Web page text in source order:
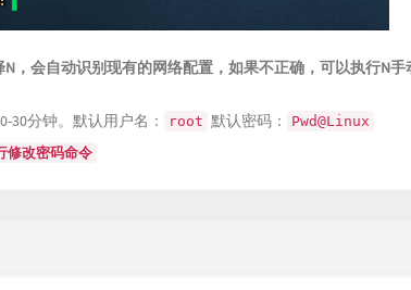
N，会自动识别现有的网络配置，如果不正确，可以执行N手
30分钟。默认用户名： root 默认密码：
Pwd@Linux
修改密码命令